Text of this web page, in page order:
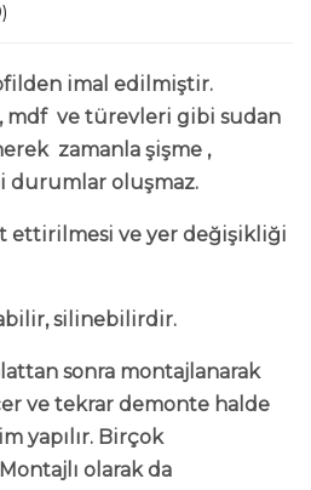
imal edilmiştir.
, mdf ve türevleri gibi sudan
zamanla şişme ,
durumlar oluşmaz.
ettirilmesi ve yer değişikliği
silinebilirdir.
sonra montajlanarak
ve tekrar demonte halde
yapılır. Birçok
olarak da